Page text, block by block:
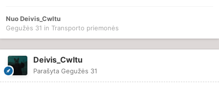
NuoDeivis_Cwltu
Gegužės 31 in Transporto priemonės
Deivis_Cwltu
Parašyta Gegužės 31